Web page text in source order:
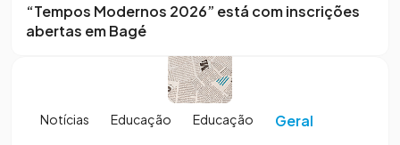
“Tempos Modernos 2026” está com inscrições
abertas em Bagé
Notícias Educação Educação Geral